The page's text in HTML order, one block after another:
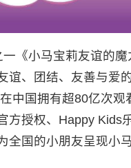
《小马宝莉友谊的
谊、团结、友善与爱
中国拥有超80亿次观
方授权、Happy Kids
国的小朋友呈现小